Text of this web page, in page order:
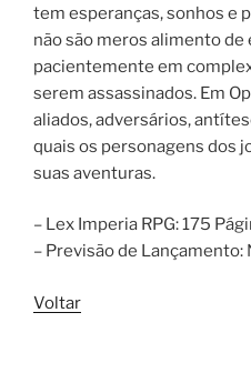
tem esperanças, sonhos e
não são meros alimento de
pacientemente em
serem assassinados. Em
aliados, adversários,
quais os personagens dos
suas aventuras.
– Lex Imperia RPG: 175
– Previsão de Lançamento:
Voltar